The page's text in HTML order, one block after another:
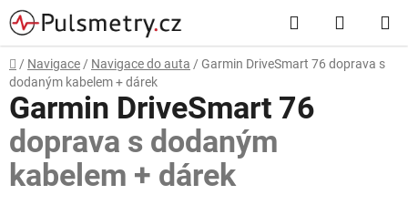
Přejít
na
obsah
Hledat
KOŠÍK
Domů
/ Navigace / Navigace do auta / Garmin DriveSmart 76 doprava s
dodaným kabelem + dárek
Garmin DriveSmart 76
doprava s dodaným
kabelem + dárek